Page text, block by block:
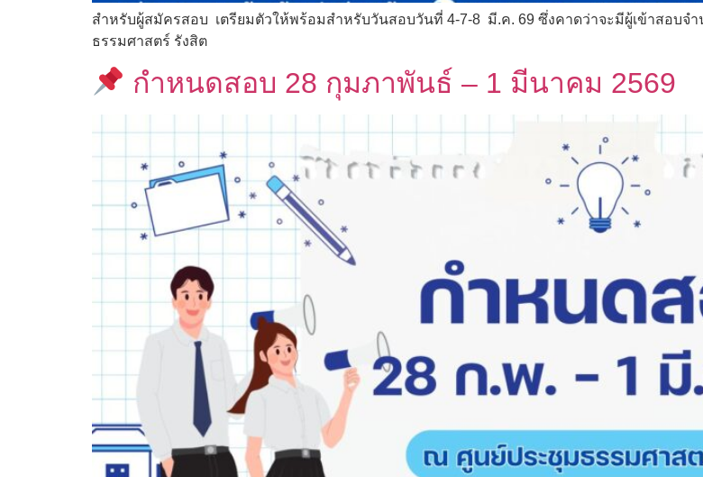
สำหรับผู้สมัครสอบ เตรียมตัวให้พร้อมสำหรับวันสอบวันที่ 4-7-8 มี.ค. 69 ซึ่งคาดว่าจะมีผู้เข้าสอบ
ธรรมศาสตร์ รังสิต
กำหนดสอบ 28 กุมภาพันธ์ – 1 มีนาคม 2569